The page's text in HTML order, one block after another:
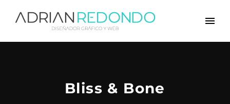
Bliss & Bone